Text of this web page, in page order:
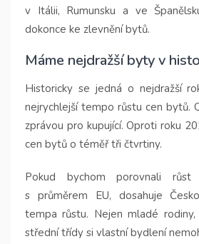
v Itálii, Rumunsku a ve
dokonce ke zlevnění bytů.
Máme nejdražší byty v
Historicky se jedná o nejdražší
nejrychlejší tempo růstu cen bytů.
zprávou pro kupující. Oproti roku
cen bytů o téměř tři čtvrtiny.
Pokud bychom porovnali
s průměrem EU, dosahuje
tempa růstu. Nejen mladé
střední třídy si vlastní bydlení